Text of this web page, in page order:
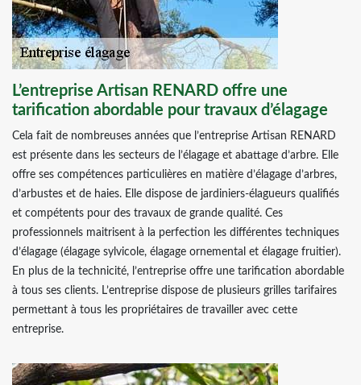
L’entreprise Artisan RENARD offre une
tarification abordable pour travaux d’élagage
Cela fait de nombreuses années que l’entreprise Artisan RENARD
est présente dans les secteurs de l’élagage et abattage d’arbre. Elle
offre ses compétences particulières en matière d’élagage d’arbres,
d’arbustes et de haies. Elle dispose de jardiniers-élagueurs qualifiés
et compétents pour des travaux de grande qualité. Ces
professionnels maitrisent à la perfection les différentes techniques
d’élagage (élagage sylvicole, élagage ornemental et élagage fruitier).
En plus de la technicité, l’entreprise offre une tarification abordable
à tous ses clients. L’entreprise dispose de plusieurs grilles tarifaires
permettant à tous les propriétaires de travailler avec cette
entreprise.